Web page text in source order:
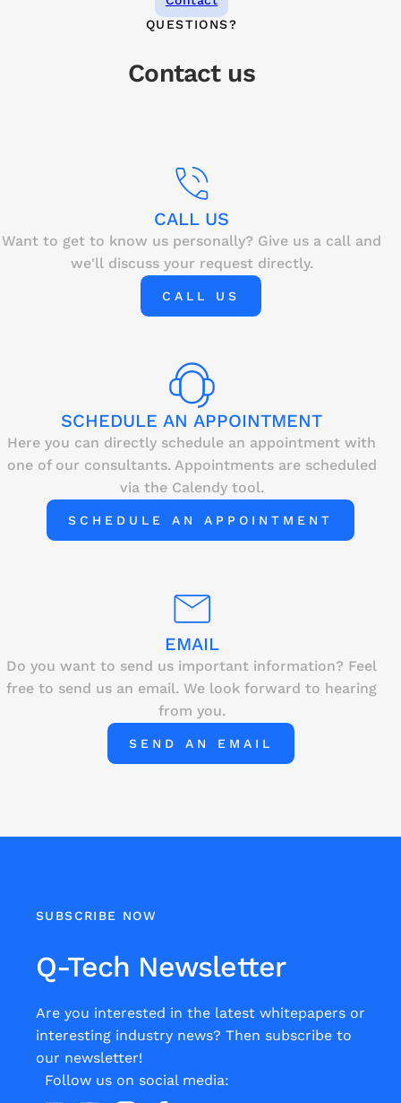
QUESTIONS?
Contact us
CALL US
Want to get to know us personally? Give us a call and
we'll discuss your request directly.
CALL US
SCHEDULE AN APPOINTMENT
Here you can directly schedule an appointment with
one of our consultants. Appointments are scheduled
via the Calendy tool.
SCHEDULE AN APPOINTMENT
EMAIL
Do you want to send us important information? Feel
free to send us an email. We look forward to hearing
from you.
SEND AN EMAIL
SUBSCRIBE NOW
Q-Tech Newsletter
Are you interested in the latest whitepapers or
interesting industry news? Then subscribe to
our newsletter!
Follow us on social media: